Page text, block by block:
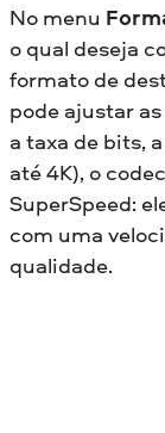
No menu
o qual deseja
formato de
pode ajustar
a taxa de bits,
até 4K), o
SuperSpeed:
com uma
qualidade.